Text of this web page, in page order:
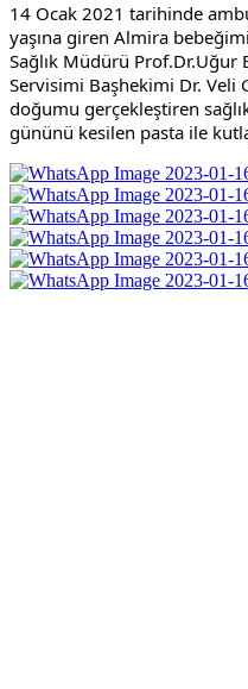
14 Ocak 2021 tarihinde
yaşına giren Almira
Sağlık Müdürü Prof.Dr.Uğur
Servisimi Başhekimi Dr. Veli
doğumu gerçekleştiren
gününü kesilen pasta ile